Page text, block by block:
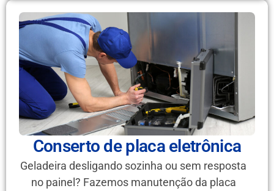
Conserto de placa eletrônica
Geladeira desligando sozinha ou sem resposta
no painel? Fazemos manutenção da placa